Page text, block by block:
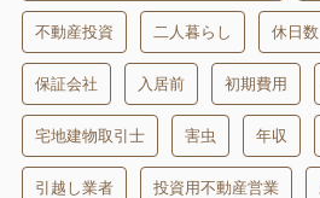
不動産投資 二人暮らし 休日数
保証会社 入居前 初期費用
宅地建物取引士 害虫 年収
引越し業者 投資用不動産営業